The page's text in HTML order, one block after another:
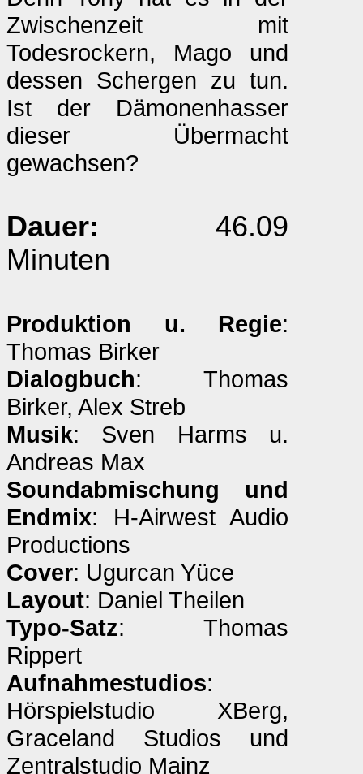
Zwischenzeit mit
Todesrockern, Mago und
dessen Schergen zu tun.
Ist der Dämonenhasser
dieser Übermacht
gewachsen?
Dauer: 46.09
Minuten
Produktion u. Regie:
Thomas Birker
Dialogbuch: Thomas
Birker, Alex Streb
Musik: Sven Harms u.
Andreas Max
Soundabmischung und
Endmix: H-Airwest Audio
Productions
Cover: Ugurcan Yüce
Layout: Daniel Theilen
Typo-Satz: Thomas
Rippert
Aufnahmestudios:
Hörspielstudio XBerg,
Graceland Studios und
Zentralstudio Mainz